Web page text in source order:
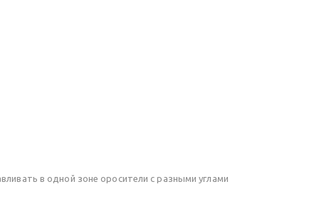
в одной зоне оросители с разными углами